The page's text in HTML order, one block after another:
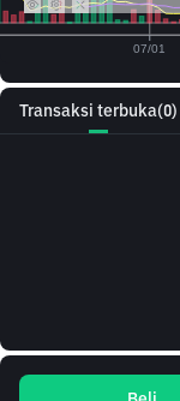
Transaksi terbuka(0)